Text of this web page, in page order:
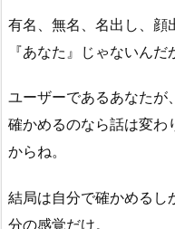
有名、無名、名出し、顔
『あなた』じゃないんだ
ユーザーであるあなたが
確かめるのなら話は変わ
からね。
結局は自分で確かめるし
分の感覚だけ。